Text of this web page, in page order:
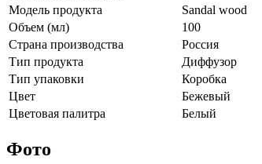
Модель продукта
Sandal wood
Объем (мл)
100
Страна производства
Россия
Тип продукта
Диффузор
Тип упаковки
Коробка
Цвет
Бежевый
Цветовая палитра
Белый
Фото